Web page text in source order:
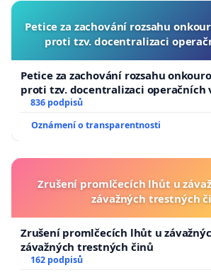
Petice za zachování rozsahu
proti tzv. docentralizaci
Petice za zachování rozsahu
proti tzv. docentralizaci operačních
836 podpisů
Oznámení o transparentnosti
Zrušení promlčecích lhůt u
závažných trestných
Zrušení promlčecích lhůt u
závažných trestných činů
162 podpisů